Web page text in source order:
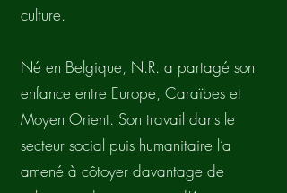
culture.
Né en Belgique, N.R. a partagé son
enfance entre Europe, Caraïbes et
Moyen Orient. Son travail dans le
secteur social puis humanitaire l’a
amené à côtoyer davantage de